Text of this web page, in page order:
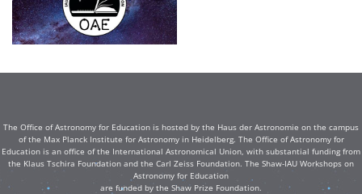
The Office of Astronomy for Education is hosted by the Haus der Astronomie on the campus
of the Max Planck Institute for Astronomy in Heidelberg. The Office of Astronomy for
Education is an office of the International Astronomical Union, with substantial funding from
the Klaus Tschira Foundation and the Carl Zeiss Foundation. The Shaw-IAU Workshops on
Astronomy for Education
are funded by the Shaw Prize Foundation.